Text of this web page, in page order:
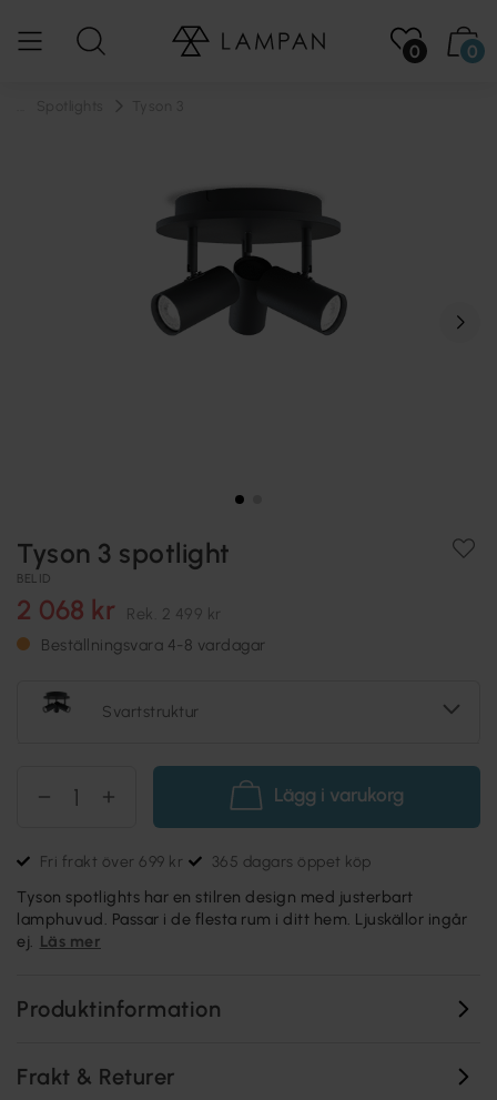
0 0
Tyson 3 spotlight
BELID
2 068 kr Rek. 2 499 kr
Beställningsvara 4-8 vardagar
Svartstruktur
Lägg i varukorg
Fri frakt över 699 kr 365 dagars öppet köp
Tyson spotlights har en stilren design med justerbart
lamphuvud. Passar i de flesta rum i ditt hem. Ljuskällor ingår
ej. Läs mer
Produktinformation
Frakt & Returer